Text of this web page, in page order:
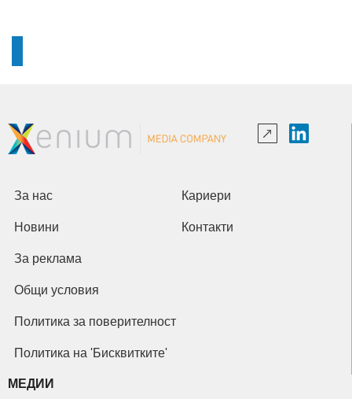
За нас Кариери
Новини Контакти
За реклама
Общи условия
Политика за поверителност
Политика на 'Бисквитките'
МЕДИИ